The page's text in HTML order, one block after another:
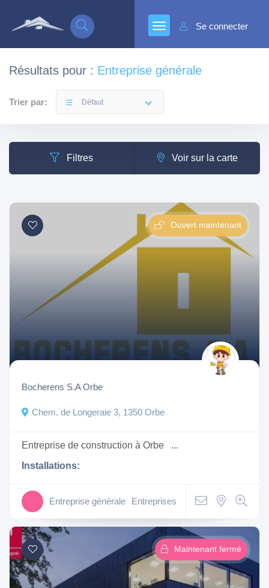
Se connecter
Résultats pour : Entreprise générale
Trier par: Défaut
Filtres Voir sur la carte
Ouvert maintenant
Bocherens S.A Orbe
Chem. de Longeraie 3, 1350 Orbe
Entreprise de construction à Orbe ...
Installations:
Entreprise générale Entreprises
Maintenant fermé